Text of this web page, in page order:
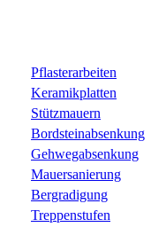
Pflasterarbeiten
Keramikplatten
Stützmauern
Bordsteinabsenkung
Gehwegabsenkung
Mauersanierung
Bergradigung
Treppenstufen